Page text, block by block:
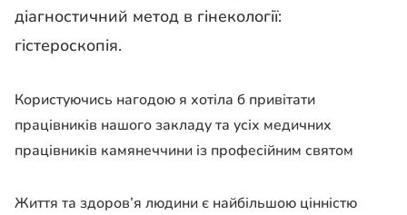
діагностичний метод в гінекології:
гістероскопія.
Користуючись нагодою я хотіла б привітати
працівників нашого закладу та усіх медичних
працівників камянеччини із професійним святом
Життя та здоров’я людини є найбільшою цінністю